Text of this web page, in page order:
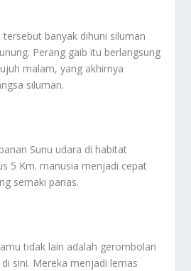
banyak dihuni siluman
Perang gaib itu berlangsung
malam, yang akhirnya
siluman.
Sunu udara di habitat
5 Km. manusia menjadi cepat
semaki panas.
tidak lain adalah gerombolan
sini. Mereka menjadi lemas